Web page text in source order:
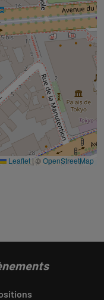
Leaflet | ©OpenStreetMap